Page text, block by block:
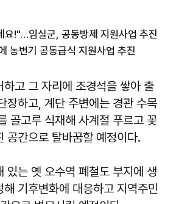
요!"…임실군, 공동방제 지원사업 추진
농번기 공동급식 지원사업 추진
하고 그 자리에 조경석을 쌓아 출
장하고, 계단 주변에는 경관 수목
골고루 식재해 사계절 푸르고 꽃
공간으로 탈바꿈할 예정이다.
있는 옛 오수역 폐철도 부지에 생
기후변화에 대응하고 지역주민